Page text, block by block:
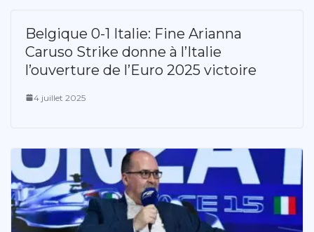
Belgique 0-1 Italie: Fine Arianna
Caruso Strike donne à l’Italie
l’ouverture de l’Euro 2025 victoire
4 juillet 2025